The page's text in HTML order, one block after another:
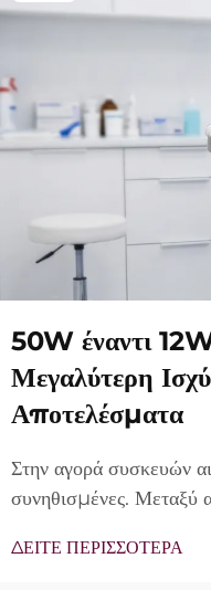
50W έναντι
Μεγαλύτερη
Αποτελέσματα
Στην αγορά συσκευών
συνηθισμένες. Μεταξύ
άποψης, η
ΔΕΙΤΕ ΠΕΡΙΣΣΟΤΕΡΑ